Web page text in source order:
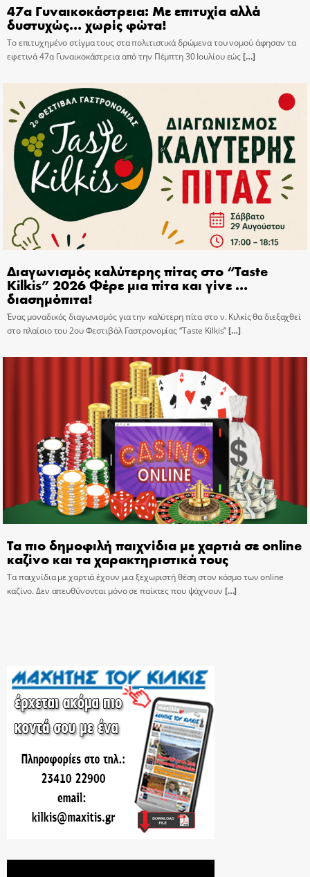
47α Γυναικοκάστρεια: Με επιτυχία αλλά
δυστυχώς… χωρίς φώτα!
Το επιτυχημένο στίγμα τους στα πολιτιστικά δρώμενα του νομού άφησαν τα
εφετινά 47α Γυναικοκάστρεια από την Πέμπτη 30 Ιουλίου εώς[…]
Διαγωνισμός καλύτερης πίτας στο “Taste
Kilkis” 2026 Φέρε μια πίτα και γίνε …
διασημόπιτα!
Ένας μοναδικός διαγωνισμός για την καλύτερη πίτα στο ν. Κιλκίς θα διεξαχθεί
στο πλαίσιο του 2ου Φεστιβάλ Γαστρονομίας “Taste Kilkis”[…]
Τα πιο δημοφιλή παιχνίδια με χαρτιά σε online
καζίνο και τα χαρακτηριστικά τους
Τα παιχνίδια με χαρτιά έχουν μια ξεχωριστή θέση στον κόσμο των online
καζίνο. Δεν απευθύνονται μόνο σε παίκτες που ψάχνουν […]